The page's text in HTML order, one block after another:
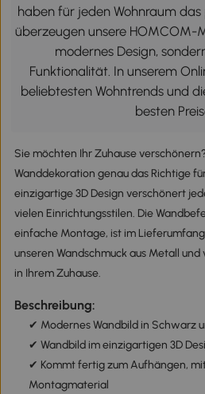
haben für jeden Wohnraum
überzeugen unsere HOMCOM-
modernes Design,
Funktionalität. In unserem
beliebtesten Wohntrends und
besten
Sie möchten Ihr Zuhause
Wanddekoration genau das Richtige
einzigartige 3D Design verschönert
vielen Einrichtungsstilen. Die
einfache Montage, ist im
unseren Wandschmuck aus Metall
in Ihrem Zuhause.
Beschreibung:
✔ Modernes Wandbild in Schwarz
✔ Wandbild im einzigartigen 3D
✔ Kommt fertig zum Aufhängen,
Montagmaterial